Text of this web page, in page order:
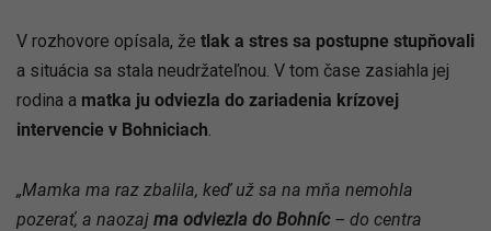
V rozhovore opísala, že tlak a stres sa postupne stupňovali
a situácia sa stala neudržateľnou. V tom čase zasiahla jej
rodina a matka ju odviezla do zariadenia krízovej
intervencie v Bohniciach.
„Mamka ma raz zbalila, keď už sa na mňa nemohla
pozerať, a naozaj ma odviezla do Bohníc– do centra